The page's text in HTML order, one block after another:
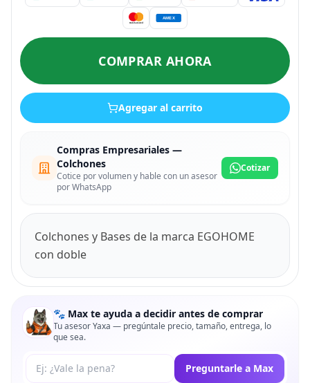
COMPRAR AHORA
Agregar al carrito
Compras Empresariales —
Colchones
Cotice por volumen y hable con un asesor
por WhatsApp
Cotizar
Colchones y Bases de la marca EGOHOME
con doble
🐾 Max te ayuda a decidir antes de comprar
Tu asesor Yaxa — pregúntale precio, tamaño, entrega, lo
que sea.
Tu pregunta a Max Preguntarle a Max